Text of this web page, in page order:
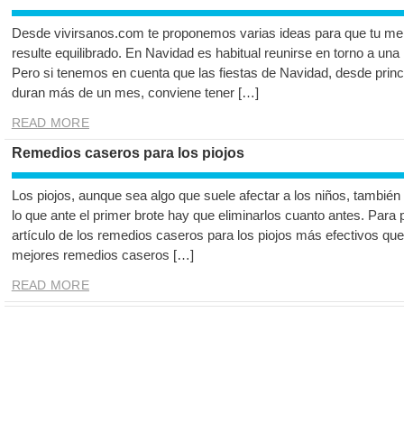
Desde vivirsanos.com te proponemos varias ideas para que tu
resulte equilibrado. En Navidad es habitual reunirse en torno a
Pero si tenemos en cuenta que las fiestas de Navidad, desde
duran más de un mes, conviene tener […]
READ MORE
Remedios caseros para los piojos
Los piojos, aunque sea algo que suele afectar a los niños,
lo que ante el primer brote hay que eliminarlos cuanto antes.
artículo de los remedios caseros para los piojos más efectivos
mejores remedios caseros […]
READ MORE